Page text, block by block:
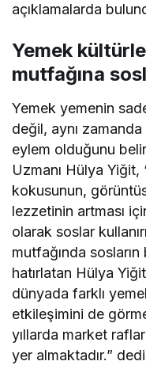
açıklamalarda
Yemek
mutfağına
Yemek yemenin
değil, aynı
eylem olduğunu
Uzmanı Hülya
kokusunun,
lezzetinin artması
olarak soslar
mutfağında sosların
hatırlatan Hülya
dünyada farklı
etkileşimini de
yıllarda market
yer almaktadır.”